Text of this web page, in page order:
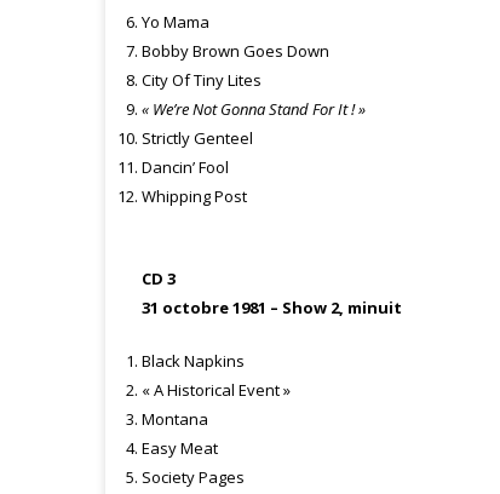
Yo Mama
Bobby Brown Goes Down
City Of Tiny Lites
« We’re Not Gonna Stand For It ! »
Strictly Genteel
Dancin’ Fool
Whipping Post
CD 3
31 octobre 1981 – Show 2, minuit
Black Napkins
« A Historical Event »
Montana
Easy Meat
Society Pages